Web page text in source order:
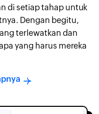
di setiap tahap untuk
Dengan begitu,
terlewatkan dan
yang harus mereka